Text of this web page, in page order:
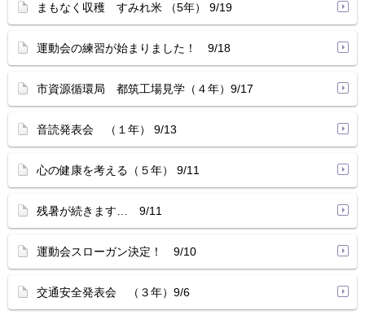
まもなく収穫 すみれ米 （5年） 9/19
運動会の練習が始まりました！ 9/18
市資源循環局 都筑工場見学（４年）9/17
音読発表会 （１年） 9/13
心の健康を考える（５年） 9/11
残暑が続きます… 9/11
運動会スローガン決定！ 9/10
交通安全発表会 （３年）9/6